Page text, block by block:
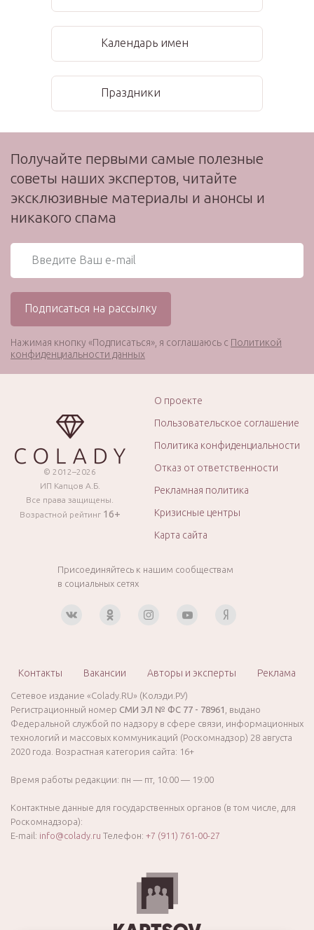
Календарь имен
Праздники
Получайте первыми самые полезные
советы наших экспертов, читайте
эксклюзивные материалы и анонсы и
никакого спама
Нажимая кнопку «Подписаться», я соглашаюсь с Политикой
конфиденциальности данных
© 2012–2026
ИП Капцов А.Б.
Все права защищены.
Возрастной рейтинг 16+
О проекте
Пользовательское соглашение
Политика конфиденциальности
Отказ от ответственности
Рекламная политика
Кризисные центры
Карта сайта
Присоединяйтесь к нашим сообществам
в социальных сетях
Контакты Вакансии Авторы и эксперты Реклама
Сетевое издание «Colady.RU» (Колэди.РУ)
Регистрационный номер СМИ ЭЛ № ФС 77 - 78961
, выдано
Федеральной службой по надзору в сфере связи, информационных
технологий и массовых коммуникаций (Роскомнадзор) 28 августа
2020 года. Возрастная категория сайта: 16+
Время работы редакции: пн — пт, 10:00 — 19:00
Контактные данные для государственных органов (в том числе, для
Роскомнадзора):
E-mail: info@colady.ru Телефон: +7 (911) 761-00-27